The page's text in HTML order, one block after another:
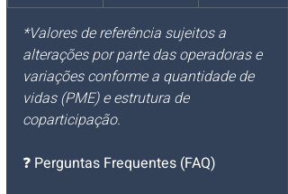
*Valores de referência sujeitos a
alterações por parte das operadoras e
variações conforme a quantidade de
vidas (PME) e estrutura de
coparticipação.
❓ Perguntas Frequentes (FAQ)